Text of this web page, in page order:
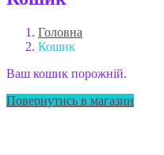
Головна
Кошик
Ваш кошик порожній.
Повернутись в магазин